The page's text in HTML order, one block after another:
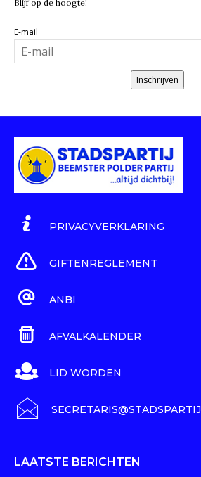
Blijf op de hoogte!
E-mail
Inschrijven
PRIVACYVERKLARING
GIFTENREGLEMENT
ANBI
AFVALKALENDER
LID WORDEN
LAATSTE BERICHTEN